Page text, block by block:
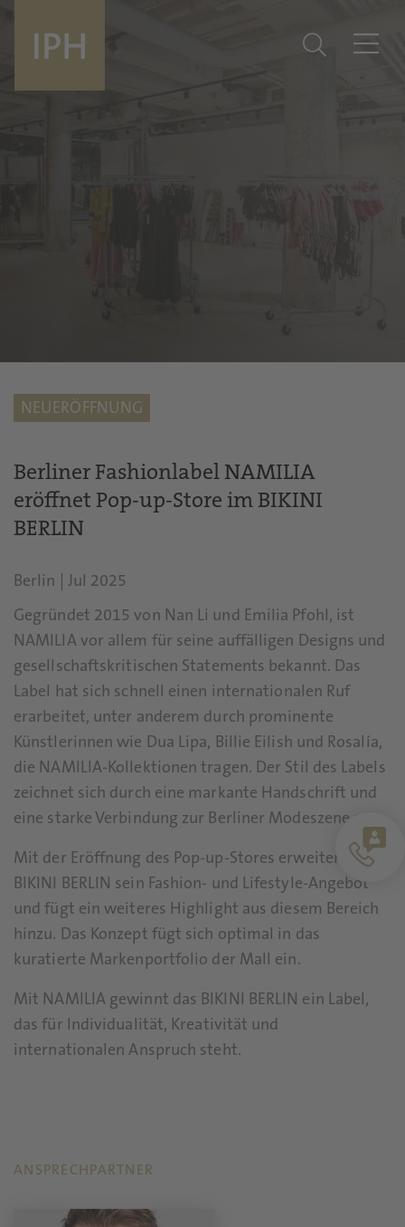
NEUERÖFFNUNG
Berliner Fashionlabel NAMILIA
eröffnet Pop-up-Store im BIKINI
BERLIN
Berlin Jul 2025
Gegründet 2015 von Nan Li und Emilia Pfohl, ist
NAMILIA vor allem für seine auffälligen Designs und
gesellschaftskritischen Statements bekannt. Das
Label hat sich schnell einen internationalen Ruf
erarbeitet, unter anderem durch prominente
Künstlerinnen wie Dua Lipa, Billie Eilish und Rosalía,
die NAMILIA-Kollektionen tragen. Der Stil des Labels
zeichnet sich durch eine markante Handschrift und
eine starke Verbindung zur Berliner Modeszene aus.
Mit der Eröffnung des Pop-up-Stores erweitert
BIKINI BERLIN sein Fashion- und Lifestyle-Angebot
und fügt ein weiteres Highlight aus diesem Bereich
hinzu. Das Konzept fügt sich optimal in das
kuratierte Markenportfolio der Mall ein.
Mit NAMILIA gewinnt das BIKINI BERLIN ein Label,
das für Individualität, Kreativität und
internationalen Anspruch steht.
ANSPRECHPARTNER